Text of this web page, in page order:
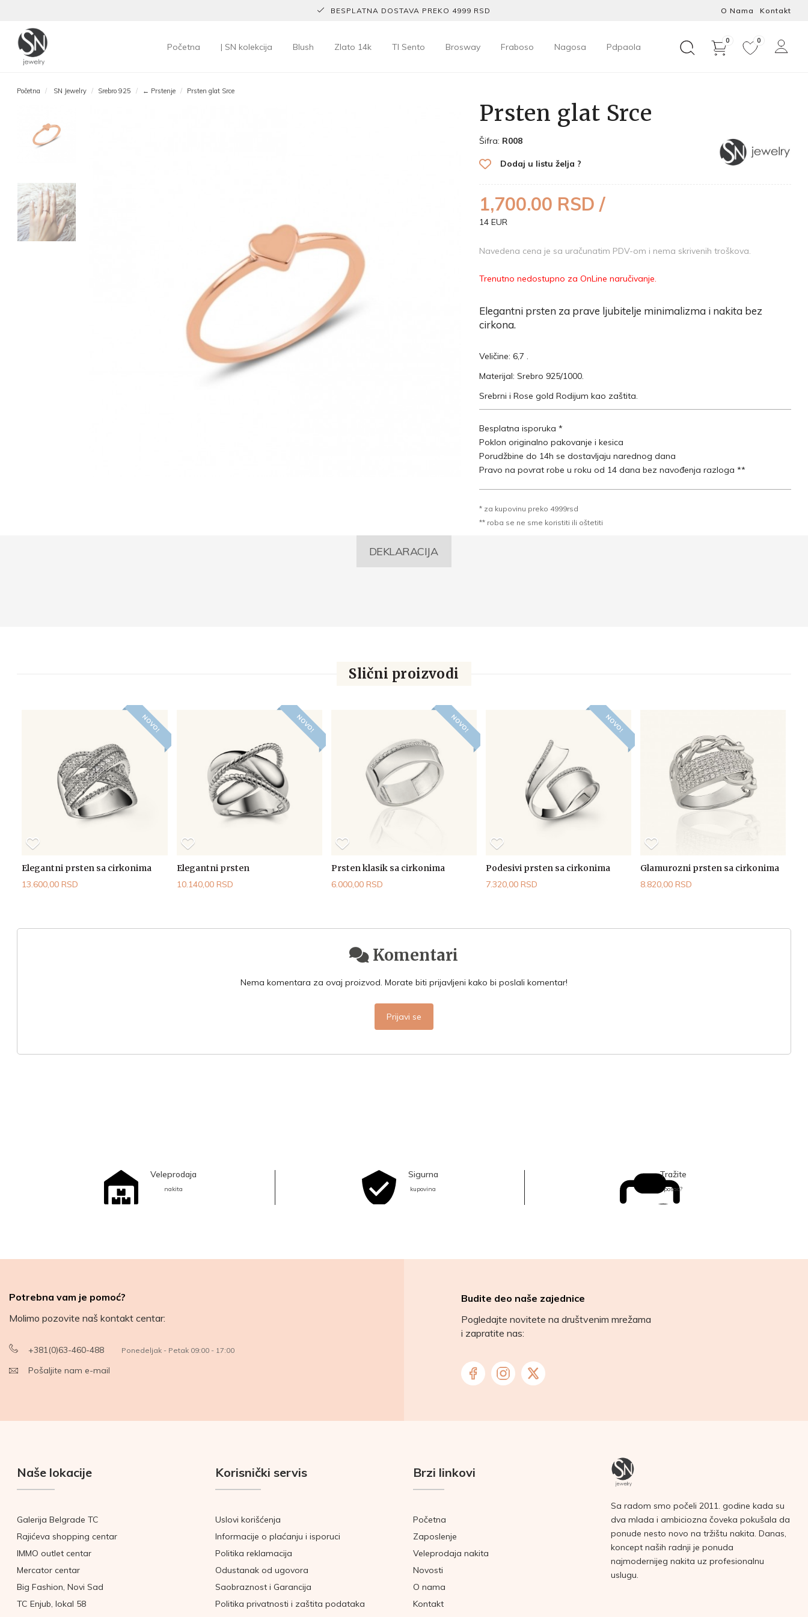
BESPLATNA DOSTAVA PREKO 4999 RSD O Nama Kontakt
Početna | SN kolekcija Blush Zlato 14k TI Sento Brosway Fraboso Nagosa Pdpaola
0 0
Početna SN Jewelry Srebro 925 ← Prstenje Prsten glat Srce
Prsten glat Srce
Šifra: R008
Dodaj u listu želja ?
1,700.00 RSD /
14 EUR
Navedena cena je sa uračunatim PDV-om i nema skrivenih troškova.
Trenutno nedostupno za OnLine naručivanje.
Elegantni prsten za prave ljubitelje minimalizma i nakita bez
cirkona.
Veličine: 6,7 .
Materijal: Srebro 925/1000.
Srebrni i Rose gold Rodijum kao zaštita.
Besplatna isporuka *
Poklon originalno pakovanje i kesica
Porudžbine do 14h se dostavljaju narednog dana
Pravo na povrat robe u roku od 14 dana bez navođenja razloga **
* za kupovinu preko 4999rsd
** roba se ne sme koristiti ili oštetiti
DEKLARACIJA
Slični proizvodi
NOVO!
Elegantni prsten sa cirkonima
13.600,00 RSD
NOVO!
Elegantni prsten
10.140,00 RSD
NOVO!
Prsten klasik sa cirkonima
6.000,00 RSD
NOVO!
Podesivi prsten sa cirkonima
7.320,00 RSD
Glamurozni prsten sa cirkonima
8.820,00 RSD
Komentari
Nema komentara za ovaj proizvod. Morate biti prijavljeni kako bi poslali komentar!
Prijavi se
Veleprodaja
nakita
Sigurna
kupovina
Tražite
posao?
Potrebna vam je pomoć?
Molimo pozovite naš kontakt centar:
+381(0)63-460-488 Ponedeljak - Petak 09:00 - 17:00
Pošaljite nam e-mail
Budite deo naše zajednice
Pogledajte novitete na društvenim mrežama
i zapratite nas:
Naše lokacije
Galerija Belgrade TC
Rajićeva shopping centar
IMMO outlet centar
Mercator centar
Big Fashion, Novi Sad
TC Enjub, lokal 58
Korisnički servis
Uslovi korišćenja
Informacije o plaćanju i isporuci
Politika reklamacija
Odustanak od ugovora
Saobraznost i Garancija
Politika privatnosti i zaštita podataka
Brzi linkovi
Početna
Zaposlenje
Veleprodaja nakita
Novosti
O nama
Kontakt
Sa radom smo počeli 2011. godine kada su
dva mlada i ambiciozna čoveka pokušala da
ponude nesto novo na tržištu nakita. Danas,
koncept naših radnji je ponuda
najmodernijeg nakita uz profesionalnu
uslugu.